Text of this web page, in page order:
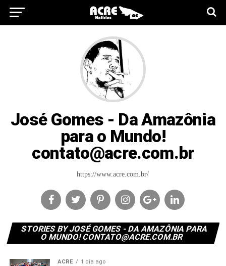
José Gomes - Da Amazônia
para o Mundo!
contato@acre.com.br
https://www.acre.com.br/
STORIES BY JOSÉ GOMES - DA AMAZÔNIA PARA
O MUNDO! CONTATO@ACRE.COM.BR
ACRE 1 dia ago